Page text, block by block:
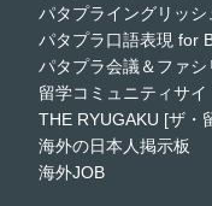
パタプライングリッ
パタプラ口語表現 for
パタプラ会議＆ファ
留学コミュニティサイ
THE RYUGAKU [ザ・
海外の日本人掲示板
海外JOB